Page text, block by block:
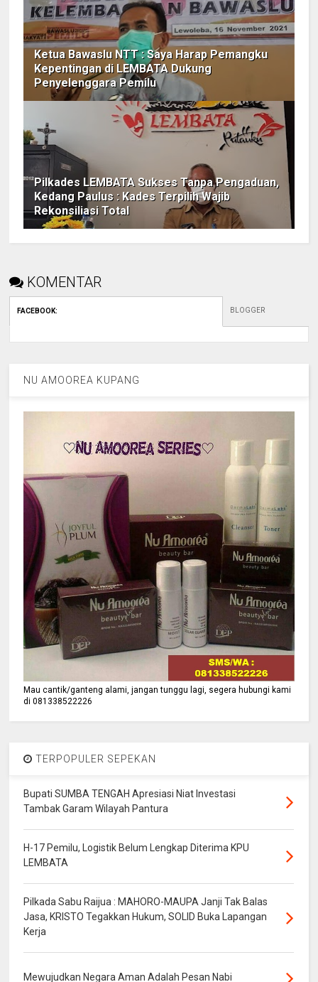
Ketua Bawaslu NTT : Saya Harap Pemangku
Kepentingan di LEMBATA Dukung
Penyelenggara Pemilu
Pilkades LEMBATA Sukses Tanpa Pengaduan,
Kedang Paulus : Kades Terpilih Wajib
Rekonsiliasi Total
KOMENTAR
FACEBOOK: BLOGGER
NU AMOOREA KUPANG
Mau cantik/ganteng alami, jangan tunggu lagi, segera hubungi kami
di 081338522226
TERPOPULER SEPEKAN
Bupati SUMBA TENGAH Apresiasi Niat Investasi
Tambak Garam Wilayah Pantura
H-17 Pemilu, Logistik Belum Lengkap Diterima KPU
LEMBATA
Pilkada Sabu Raijua : MAHORO-MAUPA Janji Tak Balas
Jasa, KRISTO Tegakkan Hukum, SOLID Buka Lapangan
Kerja
Mewujudkan Negara Aman Adalah Pesan Nabi